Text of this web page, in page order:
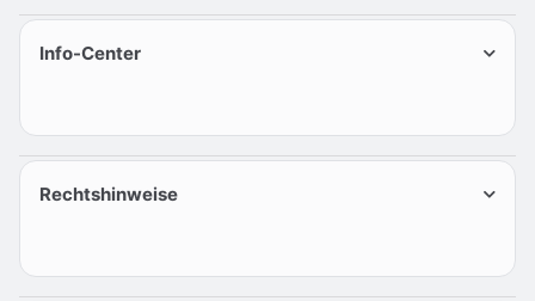
Info-Center
Rechtshinweise